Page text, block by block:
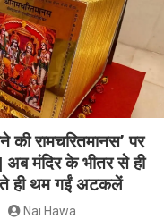
की रामचरितमानस’ पर
मंदिर के भीतर से ही
ही थम गईं अटकलें
Nai Hawa